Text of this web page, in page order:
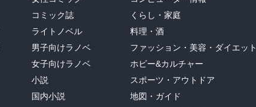
コミック誌
ライトノベル
男子向けラノベ
女子向けラノベ
小説
国内小説
くらし・家庭
料理・酒
ファッション・美容・ダイエット
ホビー&カルチャー
スポーツ・アウトドア
地図・ガイド